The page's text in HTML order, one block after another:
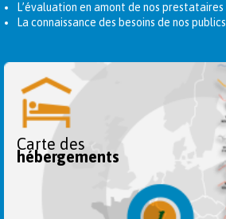
L’évaluation en amont de nos prestataires
La connaissance des besoins de nos publics
Carte des
hébergements